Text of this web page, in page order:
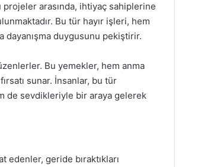
arasında, ihtiyaç sahiplerine
Bu tür hayır işleri, hem
duygusunu pekiştirir.
Bu yemekler, hem anma
sunar. İnsanlar, bu tür
de sevdikleriyle bir araya gelerek
edenler, geride bıraktıkları